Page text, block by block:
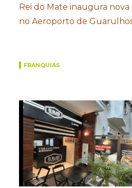
Rei do Mate inaugura nova
no Aeroporto de
FRANQUIAS